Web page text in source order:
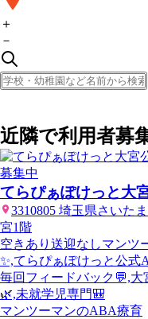
＋
－
近隣で利用者募
募集中
てらぴぁぽけっと大
3310805 埼玉県さいた
宮1階
空きあり 送迎なしマンツ
✨,てらぴぁぽけっと公
毎回フィードバック💬,大
🌿,未就学児専門🎒
マンツーマンのABA療育